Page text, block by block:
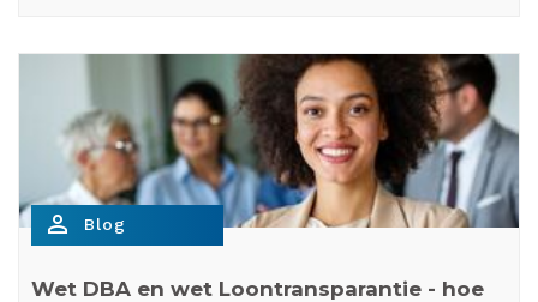
person_outline Blog
Wet DBA en wet Loontransparantie - hoe